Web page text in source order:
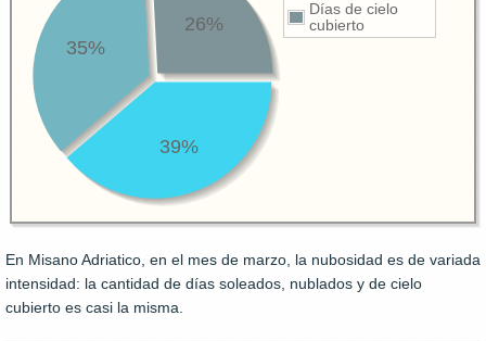
Días de cielo
cubierto
39%
35%
26%
En Misano Adriatico, en el mes de marzo, la nubosidad es de variada
intensidad: la cantidad de días soleados, nublados y de cielo
cubierto es casi la misma.